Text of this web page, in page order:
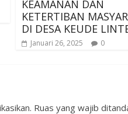
KEAMANAN DAN
KETERTIBAN
DI DESA KEUDE
Januari 26, 2025 0
Ruas yang wajib